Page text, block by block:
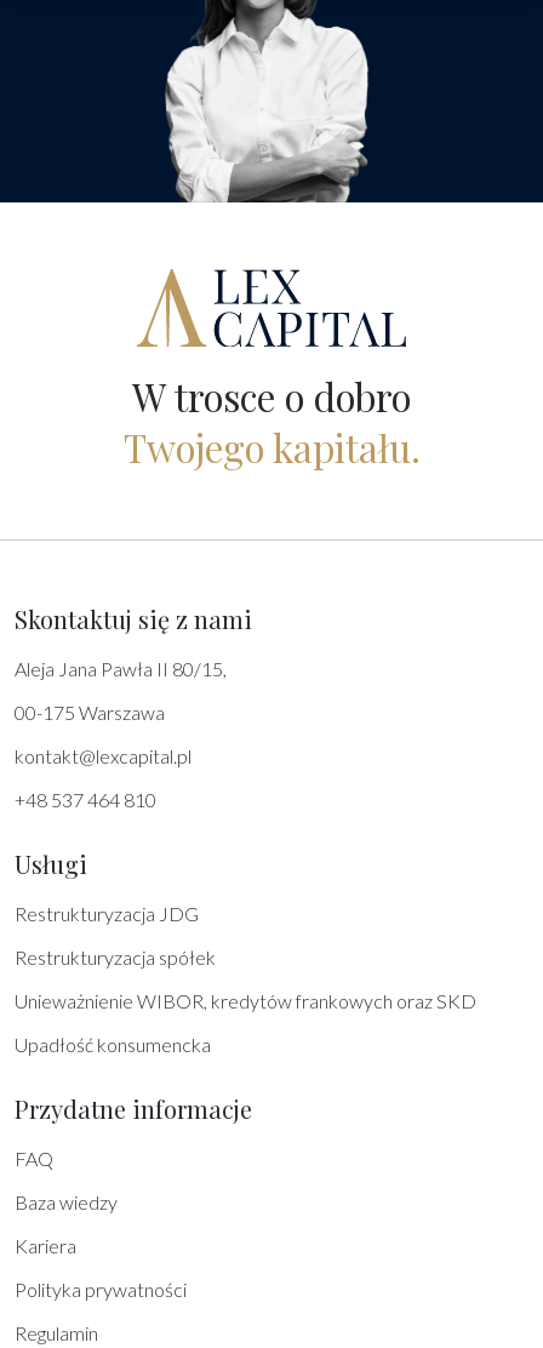
W trosce o dobro
Twojego kapitału.
Skontaktuj się z nami
Aleja Jana Pawła II 80/15,
00-175 Warszawa
kontakt@lexcapital.pl
+48 537 464 810
Usługi
Restrukturyzacja JDG
Restrukturyzacja spółek
Unieważnienie WIBOR, kredytów frankowych oraz SKD
Upadłość konsumencka
Przydatne informacje
FAQ
Baza wiedzy
Kariera
Polityka prywatności
Regulamin